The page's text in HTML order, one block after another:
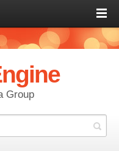
Group